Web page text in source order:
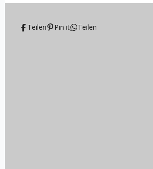
Teilen Pin it Teilen